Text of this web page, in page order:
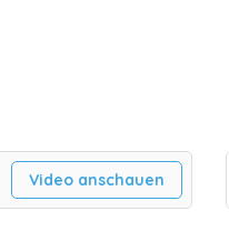
Video anschauen